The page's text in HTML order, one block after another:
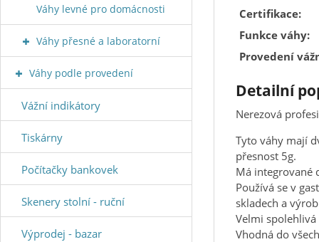
Certifikace:
Funkce váhy:
Provedení
Detailní
Nerezová
Tyto váhy mají
přesnost 5g.
Má integrované
Používá se v
skladech a
Velmi
Vhodná do
Váhy levné pro domácnosti
Váhy přesné a laboratorní
Váhy podle provedení
Vážní indikátory
Tiskárny
Počítačky bankovek
Skenery stolní - ruční
Výprodej - bazar